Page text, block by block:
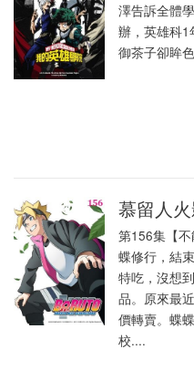
澤告訴全體
辦，英雄科1
御茶子卻眸
慕留人
第156集【
蝶修行，結
特吃，沒想
品。原來最
價轉賣。蝶
校....